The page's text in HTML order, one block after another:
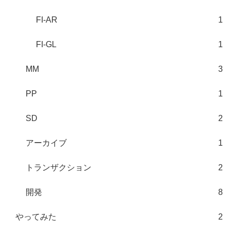
FI-AR 1
FI-GL 1
MM 3
PP 1
SD 2
アーカイブ 1
トランザクション 2
開発 8
やってみた 2